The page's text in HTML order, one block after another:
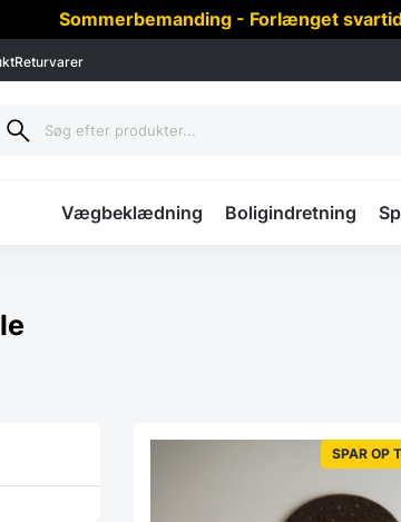
Sommerbemanding - Forlænget
Returvarer
Vægbeklædning Boligindretning
SPAR OP